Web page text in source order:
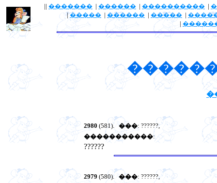
|| ������� | ������ | ���������� |
|����� | ������ | ����� |
|
2980 (581). ���: ??????,
�����������:
??????
2979 (580). ���: ??????,